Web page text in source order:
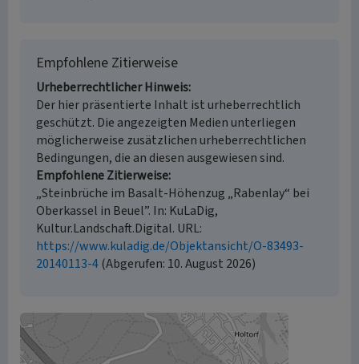
Empfohlene Zitierweise
Urheberrechtlicher Hinweis
Der hier präsentierte Inhalt ist urheberrechtlich
geschützt. Die angezeigten Medien unterliegen
möglicherweise zusätzlichen urheberrechtlichen
Bedingungen, die an diesen ausgewiesen sind.
Empfohlene Zitierweise
„Steinbrüche im Basalt-Höhenzug „Rabenlay“ bei
Oberkassel in Beuel”. In: KuLaDig,
Kultur.Landschaft.Digital. URL:
https://www.kuladig.de/Objektansicht/O-83493-
20140113-4(Abgerufen: 10. August 2026)